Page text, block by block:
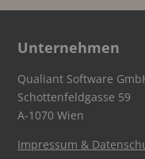
Unternehmen
Qualiant Software
Schottenfeldgasse 59
A-1070 Wien
Impressum &